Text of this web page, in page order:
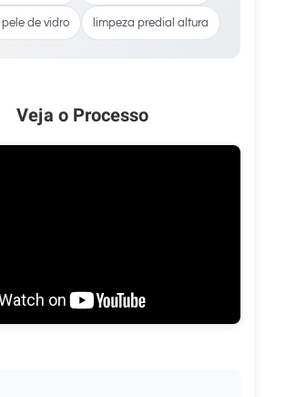
pele de vidro limpeza predial altura
Veja o Processo